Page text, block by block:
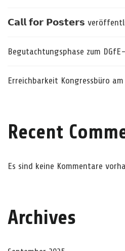
𝗖𝗮𝗹𝗹 𝗳𝗼𝗿 𝗣𝗼𝘀𝘁𝗲𝗿𝘀
Begutachtungsphase zum
Erreichbarkeit Kongressbüro am
Recent
Es sind keine Kommentare
Archives